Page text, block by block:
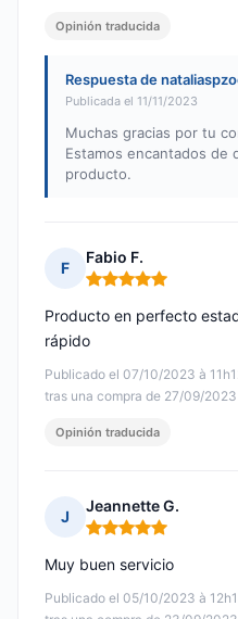
Opinión traducida
Respuesta de
Publicada el 11/11/2023
Muchas gracias por tu
Estamos encantados de
producto.
F
Fabio F.
Nota: 5 de 5
Publicado el 07/10/2023 à
tras una compra de 27/09/2023
Producto en perfecto
rápido
Opinión traducida
J
Jeannette G.
Nota: 5 de 5
Publicado el 05/10/2023 à
Muy buen servicio